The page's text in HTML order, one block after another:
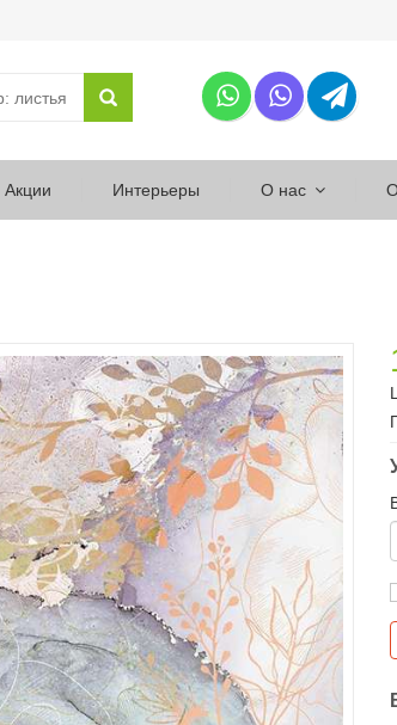
Акции Интерьеры О нас